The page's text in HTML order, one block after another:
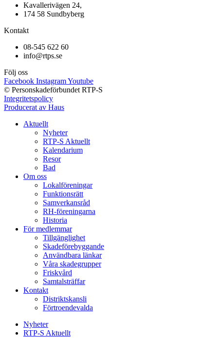
Kavallerivägen 24,
174 58 Sundbyberg
Kontakt
08-545 622 60
info@rtps.se
Följ oss
Facebook InstagramYoutube
© Personskadeförbundet RTP-S
Integritetspolicy
Producerat av Haus
Aktuellt
Nyheter
RTP-S Aktuellt
Kalendarium
Resor
Bad
Om oss
Lokalföreningar
Funktionsrätt
Samverkansråd
RH-föreningarna
Historia
För medlemmar
Tillgänglighet
Skadeförebyggande
Användbara länkar
Våra skadegrupper
Friskvård
Samtalsträffar
Kontakt
Distriktskansli
Förtroendevalda
Nyheter
RTP-S Aktuellt